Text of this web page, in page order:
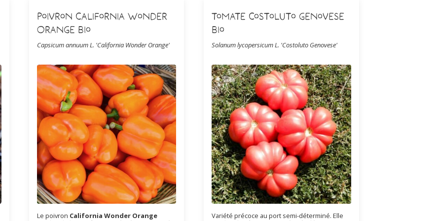
Poivron California Wonder
Orange Bio
Capsicum annuum L. 'California Wonder Orange'
Le poivron California Wonder Orange
Tomate Costoluto Genovese
Bio
Solanum lycopersicum L. 'Costoluto Genovese'
Variété précoce au port semi-déterminé. Elle